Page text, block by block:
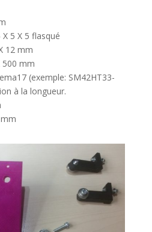
5 X 5 flasqué
12 mm
500 mm
(exemple: SM42HT33-
à la longueur.